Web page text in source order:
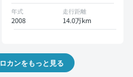
年式
2008
走行距離
14.0万km
カンをもっと見る